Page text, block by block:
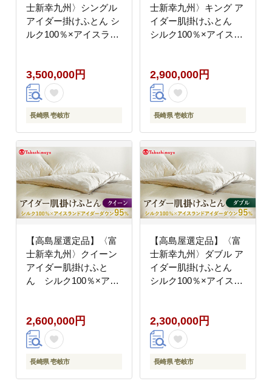
士新幸九州〉シングル
アイダー掛けふとん シ
ルク100％×アイスラン
羽毛布団 アイダー
[JFJ012] 350万
3500000 3500000円
350万円
3,500,000円
長崎県 壱岐市
士新幸九州〉キング ア
イダー肌掛けふとん
シルク100％×アイスラ
ウンケット 布団 クール
寝具 オールシーズン対
応 羽毛布団 肌掛け布団
国産 日本製 [JFJ063]
300万円
2,900,000円
長崎県 壱岐市
【高島屋選定品】〈富
士新幸九州〉クイーン
アイダー肌掛けふと
ん シルク100％×アイ
ダウンケット 布団 クー
ル寝具 オールシーズン
対応 羽毛布団 肌掛け布
団 国産 日本製
2,600,000円
長崎県 壱岐市
【高島屋選定品】〈富
士新幸九州〉ダブル ア
イダー肌掛けふとん
シルク100％×アイスラ
ウンケット 布団 クール
寝具 オールシーズン対
応 羽毛布団 肌掛け布団
国産 日本製 [JFJ061]
2,300,000円
長崎県 壱岐市